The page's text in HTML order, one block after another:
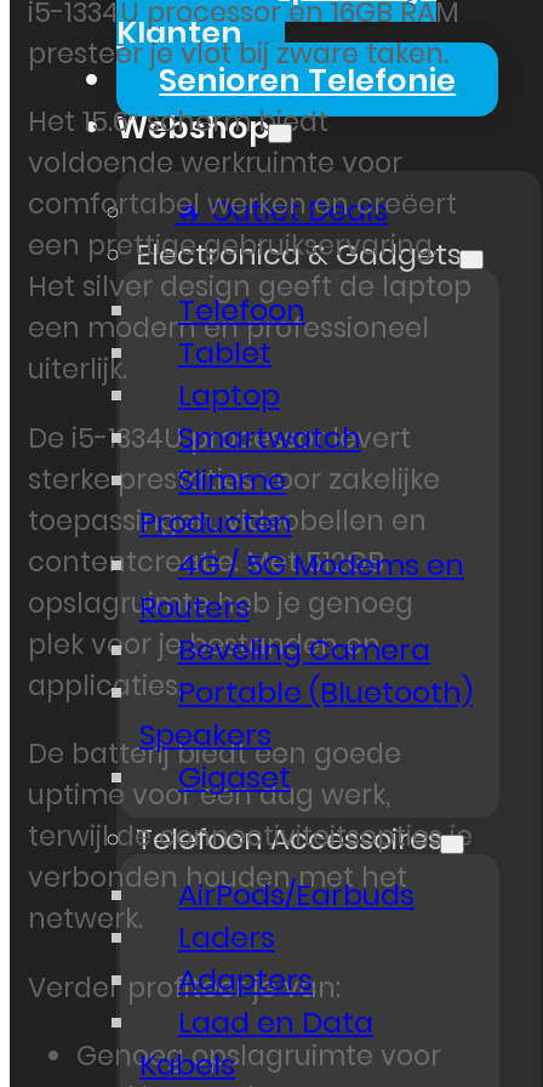
Klanten
Senioren Telefonie
Webshop
🔥 Outlet Deals
Electronica & Gadgets
Telefoon
Tablet
Laptop
Smartwatch
Slimme
Producten
4G / 5G Modems en
Routers
Beveling Camera
Portable (Bluetooth)
Speakers
Gigaset
Telefoon Accessoires
AirPods/Earbuds
Laders
Adapters
Laad en Data
Kabels
i5-1334U processor en 16GB RAM
presteer je vlot bij zware taken.
Het 15.6″ scherm biedt
voldoende werkruimte voor
comfortabel werken en creëert
een prettige gebruikservaring.
Het silver design geeft de laptop
een modern en professioneel
uiterlijk.
De i5-1334U processor levert
sterke prestaties voor zakelijke
toepassingen, videobellen en
contentcreatie. Met 512GB
opslagruimte heb je genoeg
plek voor je bestanden en
applicaties.
De batterij biedt een goede
uptime voor een dag werk,
terwijl de connectiviteitsopties je
verbonden houden met het
netwerk.
Verder profiteer je van:
Genoeg opslagruimte voor